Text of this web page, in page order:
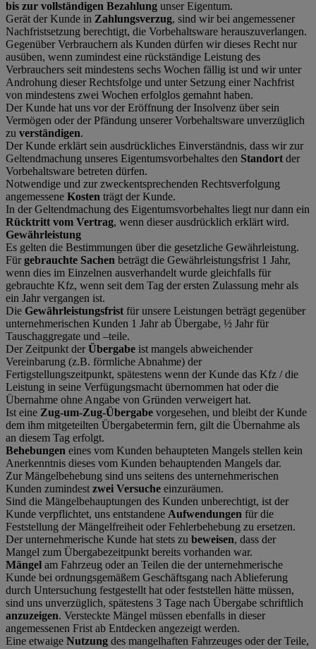
bis zur vollständigen Bezahlung unser Eigentum.
Gerät der Kunde in Zahlungsverzug, sind wir bei angemessener
Nachfristsetzung berechtigt, die Vorbehaltsware herauszuverlangen.
Gegenüber Verbrauchern als Kunden dürfen wir dieses Recht nur
ausüben, wenn zumindest eine rückständige Leistung des
Verbrauchers seit mindestens sechs Wochen fällig ist und wir unter
Androhung dieser Rechtsfolge und unter Setzung einer Nachfrist
von mindestens zwei Wochen erfolglos gemahnt haben.
Der Kunde hat uns vor der Eröffnung der Insolvenz über sein
Vermögen oder der Pfändung unserer Vorbehaltsware unverzüglich
zu verständigen.
Der Kunde erklärt sein ausdrückliches Einverständnis, dass wir zur
Geltendmachung unseres Eigentumsvorbehaltes den Standort der
Vorbehaltsware betreten dürfen.
Notwendige und zur zweckentsprechenden Rechtsverfolgung
angemessene Kosten trägt der Kunde.
In der Geltendmachung des Eigentumsvorbehaltes liegt nur dann ein
Rücktritt vom Vertrag, wenn dieser ausdrücklich erklärt wird.
Gewährleistung
Es gelten die Bestimmungen über die gesetzliche Gewährleistung.
Fürgebrauchte Sachen beträgt die Gewährleistungsfrist 1 Jahr,
wenn dies im Einzelnen ausverhandelt wurde gleichfalls für
gebrauchte Kfz, wenn seit dem Tag der ersten Zulassung mehr als
ein Jahr vergangen ist.
Die Gewährleistungsfrist für unsere Leistungen beträgt gegenüber
unternehmerischen Kunden 1 Jahr ab Übergabe, ½ Jahr für
Tauschaggregate und –teile.
Der Zeitpunkt derÜbergabe ist mangels abweichender
Vereinbarung (z.B. förmliche Abnahme) der
Fertigstellungszeitpunkt, spätestens wenn der Kunde das Kfz / die
Leistung in seine Verfügungsmacht übernommen hat oder die
Übernahme ohne Angabe von Gründen verweigert hat.
Ist eine Zug-um-Zug-Übergabe vorgesehen, und bleibt der Kunde
dem ihm mitgeteilten Übergabetermin fern, gilt die Übernahme als
an diesem Tag erfolgt.
Behebungen eines vom Kunden behaupteten Mangels stellen kein
Anerkenntnis dieses vom Kunden behauptenden Mangels dar.
Zur Mängelbehebung sind uns seitens des unternehmerischen
Kunden zumindest zwei Versuche einzuräumen.
Sind die Mängelbehauptungen des Kunden unberechtigt, ist der
Kunde verpflichtet, uns entstandene Aufwendungen für die
Feststellung der Mängelfreiheit oder Fehlerbehebung zu ersetzen.
Der unternehmerische Kunde hat stets zu beweisen, dass der
Mangel zum Übergabezeitpunkt bereits vorhanden war.
Mängel am Fahrzeug oder an Teilen die der unternehmerische
Kunde bei ordnungsgemäßem Geschäftsgang nach Ablieferung
durch Untersuchung festgestellt hat oder feststellen hätte müssen,
sind uns unverzüglich, spätestens 3 Tage nach Übergabe schriftlich
anzuzeigen. Versteckte Mängel müssen ebenfalls in dieser
angemessenen Frist ab Entdecken angezeigt werden.
Eine etwaige Nutzung des mangelhaften Fahrzeuges oder der Teile,